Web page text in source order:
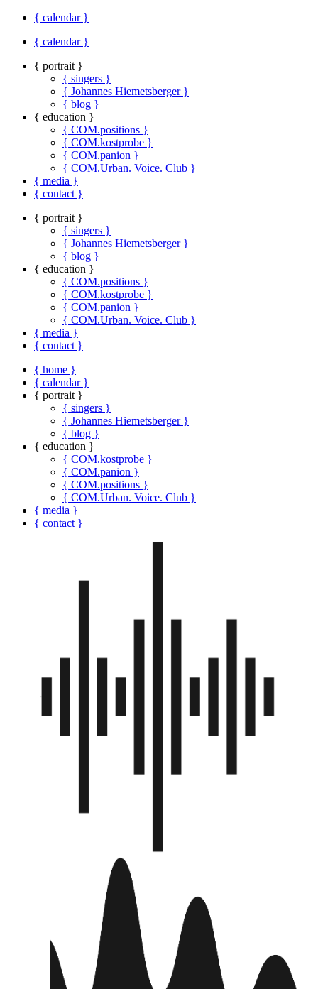
{ calendar }
{ calendar }
{ portrait }
{ singers }
{ Johannes Hiemetsberger }
{ blog }
{ education }
{ COM.positions }
{ COM.kostprobe }
{ COM.panion }
{ COM.Urban. Voice. Club }
{ media }
{ contact }
{ portrait }
{ singers }
{ Johannes Hiemetsberger }
{ blog }
{ education }
{ COM.positions }
{ COM.kostprobe }
{ COM.panion }
{ COM.Urban. Voice. Club }
{ media }
{ contact }
{ home }
{ calendar }
{ portrait }
{ singers }
{ Johannes Hiemetsberger }
{ blog }
{ education }
{ COM.kostprobe }
{ COM.panion }
{ COM.positions }
{ COM.Urban. Voice. Club }
{ media }
{ contact }